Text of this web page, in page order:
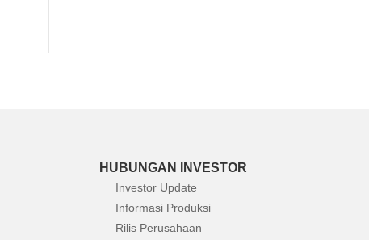
HUBUNGAN INVESTOR
Investor Update
Informasi Produksi
Rilis Perusahaan